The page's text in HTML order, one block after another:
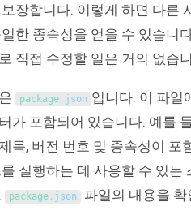
장합니다. 이렇게 하면 다른
한 종속성을 얻을 수 있습니
직접 수정할 일은 거의 없습
package. json 입니다. 이 파일
가 포함되어 있습니다. 예를
목, 버전 번호 및 종속성이 포
실행하는 데 사용할 수 있는
package. json 파일의 내용을 확